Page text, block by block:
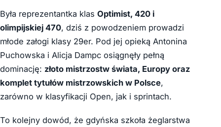
Była reprezentantka klas Optimist, 420 i
olimpijskiej 470, dziś z powodzeniem prowadzi
młode załogi klasy 29er. Pod jej opieką Antonina
Puchowska i Alicja Dampc osiągnęły pełną
dominację: złoto mistrzostw świata, Europy oraz
komplet tytułów mistrzowskich w Polsce,
zarówno w klasyfikacji Open, jak i sprintach.
To kolejny dowód, że gdyńska szkoła żeglarstwa